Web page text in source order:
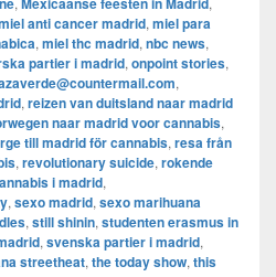
anti cancer madrid, miel para
, miel thc madrid, nbc news,
partier i madrid, onpoint stories,
,
, reizen van duitsland naar madrid
naar madrid voor cannabis,
till madrid för cannabis, resa från
, revolutionary suicide, rokende
i madrid,
, sexo madrid, sexo marihuana
, still shinin, studenten erasmus in
, svenska partier i madrid,
streetheat, the today show, this